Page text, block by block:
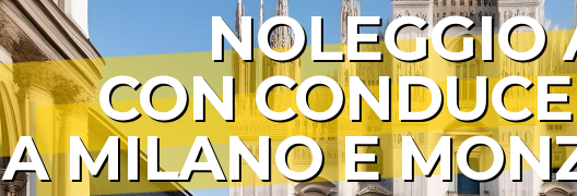
NOLEGGIO
CON
A MILANO E